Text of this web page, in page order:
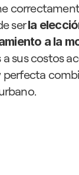
ser la
a la
a sus costos
perfecta